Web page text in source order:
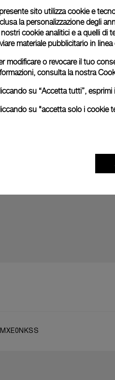
BA
MXE0NKSS
sito utilizza cookie e
la personalizzazione degli
cookie analitici e a quelli di
materiale pubblicitario in
modificare o revocare il tuo
consulta la nostra
su “Accetta tutti”,
su "accetta solo i cookie